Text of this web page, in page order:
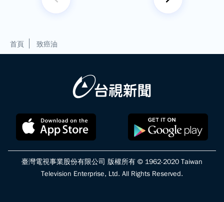
首頁 致癌油
臺灣電視事業股份有限公司 版權所有 © 1962-2020 Taiwan
Television Enterprise, Ltd. All Rights Reserved.